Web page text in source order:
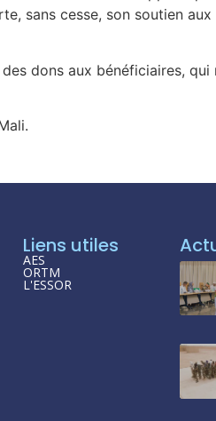
sans cesse, son soutien
dons aux bénéficiaires, qui
Liens utiles
AES
ORTM
L'ESSOR